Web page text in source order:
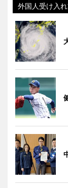
外国人受け入